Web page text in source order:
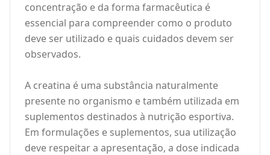
concentração e da forma farmacêutica é
essencial para compreender como o produto
deve ser utilizado e quais cuidados devem ser
observados.
A creatina é uma substância naturalmente
presente no organismo e também utilizada em
suplementos destinados à nutrição esportiva.
Em formulações e suplementos, sua utilização
deve respeitar a apresentação, a dose indicada